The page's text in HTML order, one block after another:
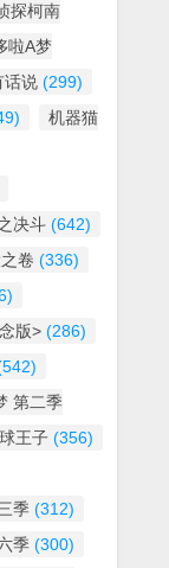
探柯南
啦A梦
话说 (299)
机器猫
决斗 (642)
卷 (336)
版> (286)
第二季
王子 (356)
季 (312)
季 (300)